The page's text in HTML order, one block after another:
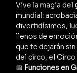
Vive la magia del
mundial:
divertidísimos,
llenos de
que te dejarán
del circo, el
📅 Funciones en